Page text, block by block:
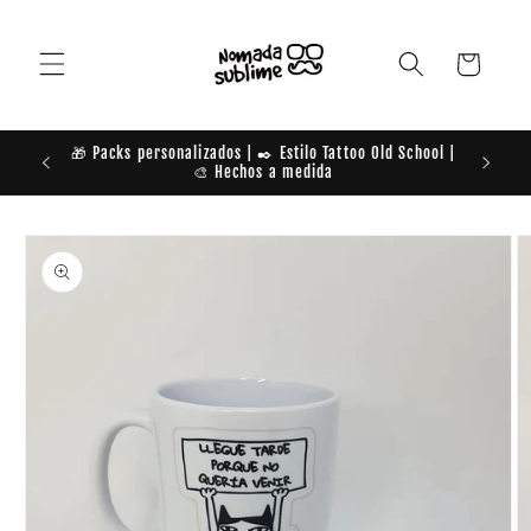
al contenido
Carrito
🎁 Packs personalizados | ✒️ Estilo Tattoo Old School |
🎨 Hechos a medida
TE
directamente
a la
información